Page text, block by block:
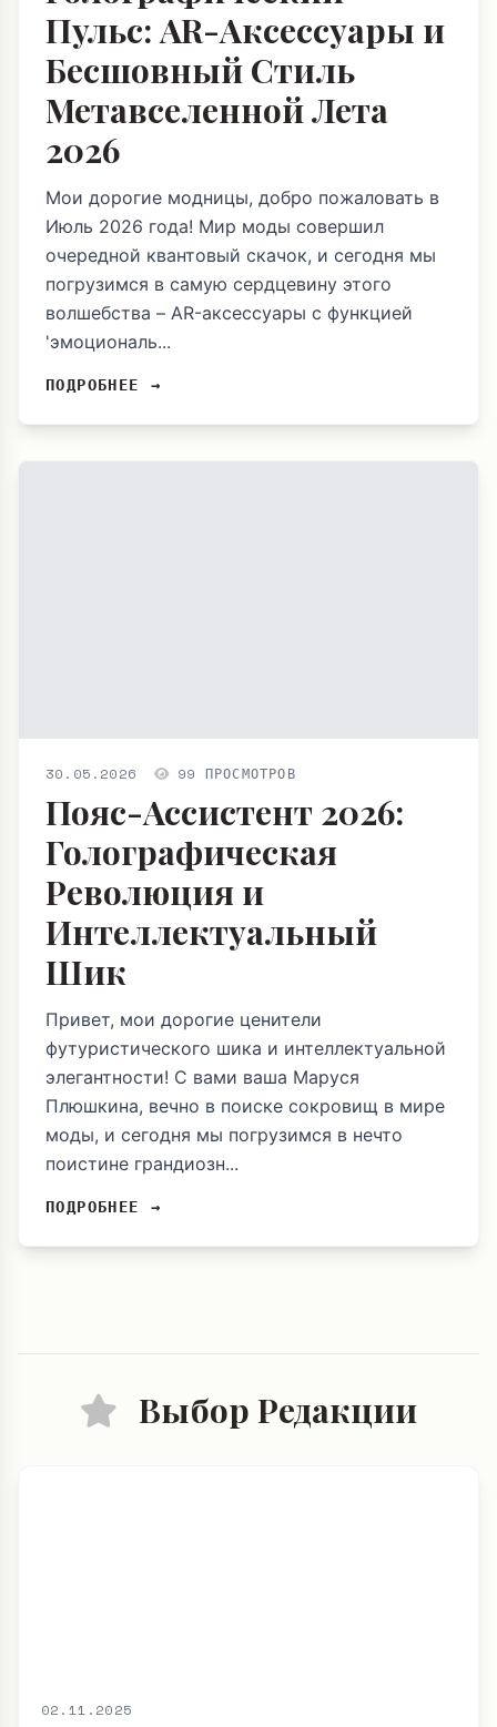
Пульс: AR-Аксессуары и
Бесшовный Стиль
Метавселенной Лета
2026
Мои дорогие модницы, добро пожаловать в
Июль 2026 года! Мир моды совершил
очередной квантовый скачок, и сегодня мы
погрузимся в самую сердцевину этого
волшебства – AR-аксессуары с функцией
'эмоциональ...
ПОДРОБНЕЕ →
30.05.2026 99 ПРОСМОТРОВ
Пояс-Ассистент 2026:
Голографическая
Революция и
Интеллектуальный
Шик
Привет, мои дорогие ценители
футуристического шика и интеллектуальной
элегантности! С вами ваша Маруся
Плюшкина, вечно в поиске сокровищ в мире
моды, и сегодня мы погрузимся в нечто
поистине грандиозн...
ПОДРОБНЕЕ →
Выбор Редакции
02.11.2025